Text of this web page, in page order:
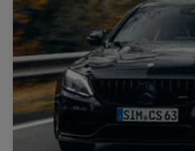
Bentley
Bugatti Lotus